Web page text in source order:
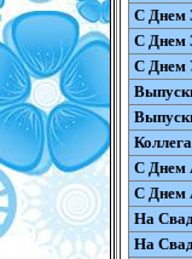
С Днем
С Днем
С Днем
С Днем
С Днем
На
На